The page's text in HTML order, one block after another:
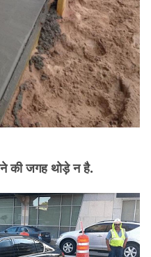
की जगह थोड़े न है.